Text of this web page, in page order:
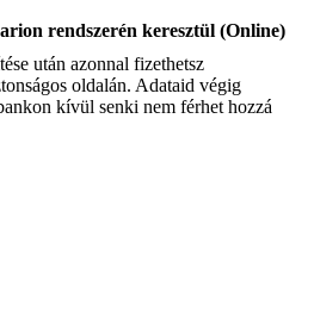
rendszerén keresztül (Online)
után azonnal fizethetsz
oldalán. Adataid végig
kívül senki nem férhet hozzá